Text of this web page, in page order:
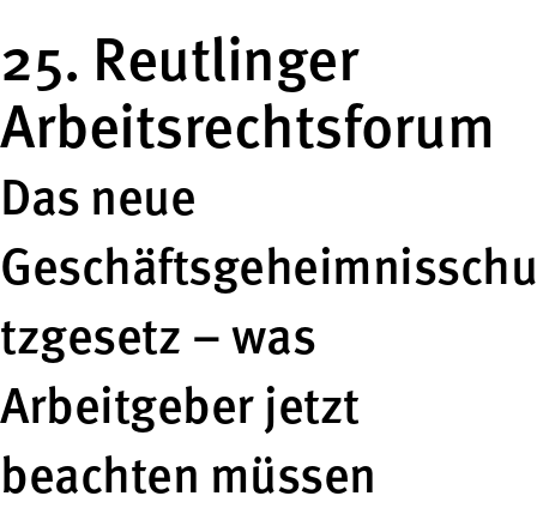
25. Reutlinger
Arbeitsrechtsforum
Das neue
Geschäftsgeheimnisschu
tzgesetz – was
Arbeitgeber jetzt
beachten müssen